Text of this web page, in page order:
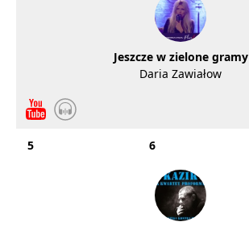
Jeszcze w zielone gramy
Daria Zawiałow
5 6